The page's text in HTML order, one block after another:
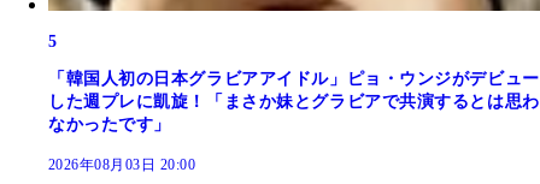
5
「韓国人初の日本グラビアアイドル」ピョ・ウンジがデビュー
した週プレに凱旋！「まさか妹とグラビアで共演するとは思わ
なかったです」
2026年08月03日 20:00